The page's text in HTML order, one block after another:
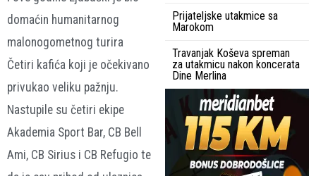
domaćin humanitarnog
malonogometnog turira
Četiri kafića koji je očekivano
privukao veliku pažnju.
Nastupile su četiri ekipe
Akademia Sport Bar, CB Bell
Ami, CB Sirius i CB Refugio te
Prijateljske utakmice sa
Marokom
Travanjak Koševa spreman
za utakmicu nakon koncerata
Dine Merlina